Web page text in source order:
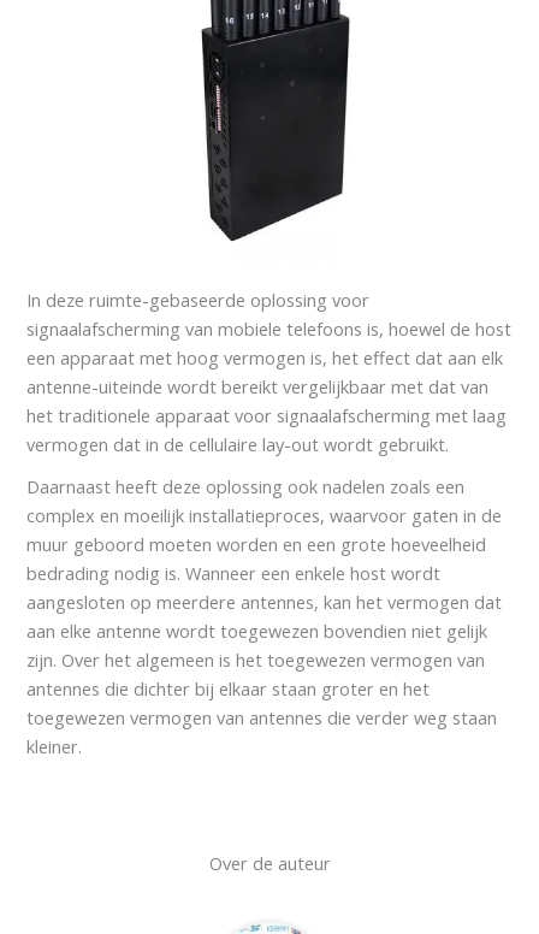
In deze ruimte-gebaseerde oplossing voor
signaalafscherming van mobiele telefoons is, hoewel de host
een apparaat met hoog vermogen is, het effect dat aan elk
antenne-uiteinde wordt bereikt vergelijkbaar met dat van
het traditionele apparaat voor signaalafscherming met laag
vermogen dat in de cellulaire lay-out wordt gebruikt.
Daarnaast heeft deze oplossing ook nadelen zoals een
complex en moeilijk installatieproces, waarvoor gaten in de
muur geboord moeten worden en een grote hoeveelheid
bedrading nodig is. Wanneer een enkele host wordt
aangesloten op meerdere antennes, kan het vermogen dat
aan elke antenne wordt toegewezen bovendien niet gelijk
zijn. Over het algemeen is het toegewezen vermogen van
antennes die dichter bij elkaar staan groter en het
toegewezen vermogen van antennes die verder weg staan
kleiner.
Over de auteur